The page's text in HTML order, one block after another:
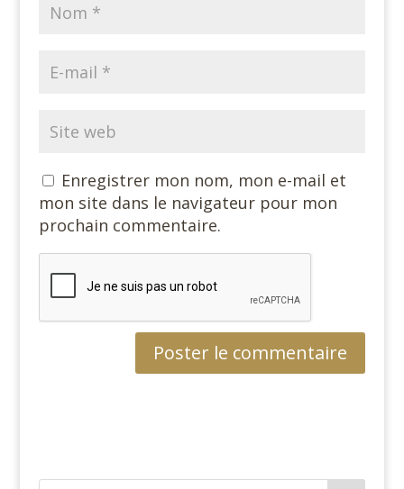
Enregistrer mon nom, mon e-mail et
mon site dans le navigateur pour mon
prochain commentaire.